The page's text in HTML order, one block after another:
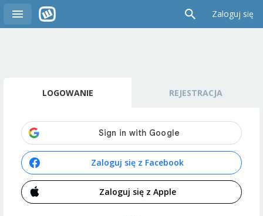
Zaloguj się
LOGOWANIE REJESTRACJA
Zaloguj się z Facebook
Zaloguj się z Apple